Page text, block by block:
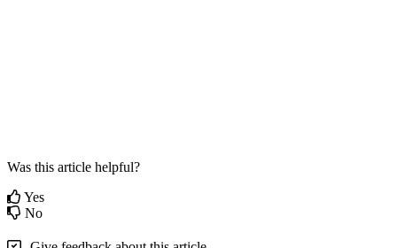
Was this article helpful?
Yes
No